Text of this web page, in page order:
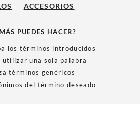
ACCESORIOS
PUEDES HACER?
los términos introducidos
una sola palabra
términos genéricos
del término deseado